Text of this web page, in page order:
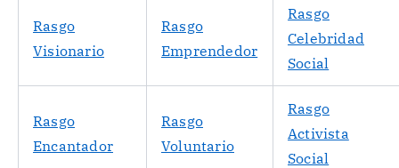
Rasgo
Visionario
Rasgo
Emprendedor
Rasgo
Celebridad
Social
Rasgo
Encantador
Rasgo
Voluntario
Rasgo
Activista
Social